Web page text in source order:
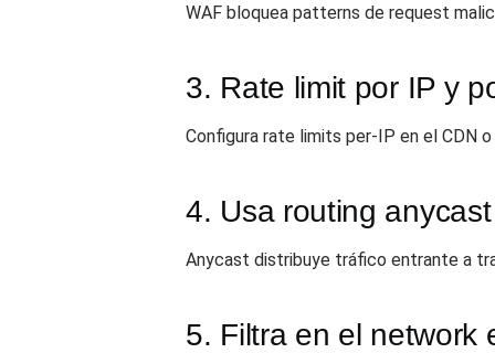
WAF bloquea patterns de request
3. Rate limit por IP y
Configura rate limits per-IP en el CDN
4. Usa routing anycast
Anycast distribuye tráfico entrante a
5. Filtra en el network